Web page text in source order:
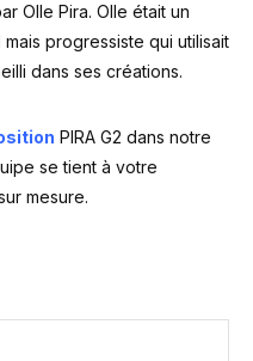
Olle Pira. Olle était un
progressiste qui utilisait
dans ses créations.
PIRA G2 dans notre
se tient à votre
mesure.